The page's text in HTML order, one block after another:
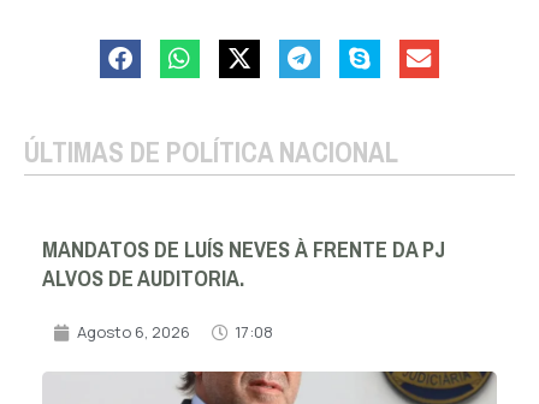
ÚLTIMAS DE POLÍTICA NACIONAL
MANDATOS DE LUÍS NEVES À FRENTE DA PJ
ALVOS DE AUDITORIA.
Agosto 6, 2026 17:08